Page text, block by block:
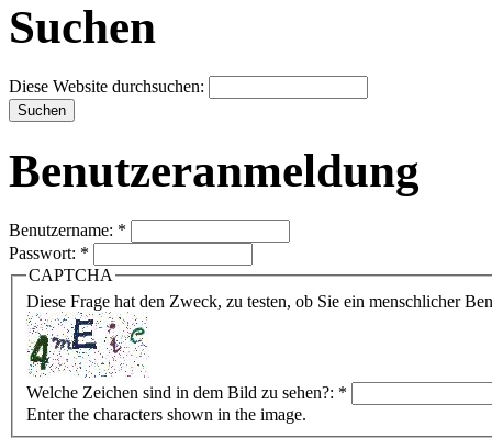
Suchen
Diese Website durchsuchen:
Benutzeranmeldung
Benutzername: *
Passwort: *
CAPTCHA
Diese Frage hat den Zweck, zu testen, ob Sie ein menschlicher
Welche Zeichen sind in dem Bild zu sehen?: *
Enter the characters shown in the image.